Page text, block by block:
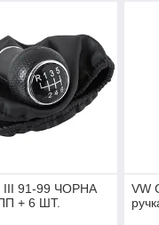
III 91-99 ЧОРНА
+ 6 ШТ.
VW